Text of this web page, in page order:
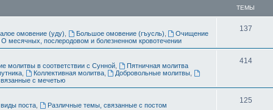
м
ТЕМЫ
омовение (уду) Большое омовение (гъусль)
Очищение
О месячных, послеродовом и болезненном кровотечении
137Т
м
молитвы в соответствии с Сунной,
Пятничная молитва
, Коллективная молитва, Добровольные молитвы
с мечетью
414Т
поста, Различные темы, связанные с постом
125Т